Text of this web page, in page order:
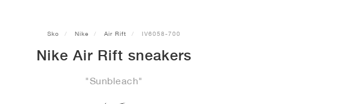
Sko Nike Air Rift IV6058-700
Nike Air Rift sneakers
"Sunbleach"